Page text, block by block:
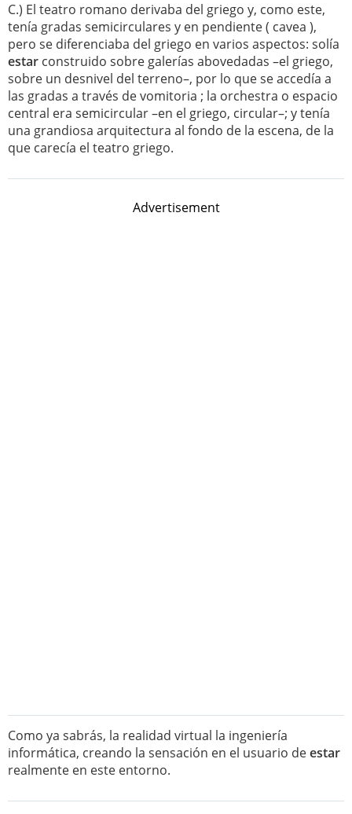
C.) El teatro romano derivaba del griego y, como este,
tenía gradas semicirculares y en pendiente ( cavea ),
pero se diferenciaba del griego en varios aspectos: solía
estar construido sobre galerías abovedadas –el griego,
sobre un desnivel del terreno–, por lo que se accedía a
las gradas a través de vomitoria ; la orchestra o espacio
central era semicircular –en el griego, circular–; y tenía
una grandiosa arquitectura al fondo de la escena, de la
que carecía el teatro griego.
Advertisement
Como ya sabrás, la realidad virtual la ingeniería
informática, creando la sensación en el usuario deestar
realmente en este entorno.